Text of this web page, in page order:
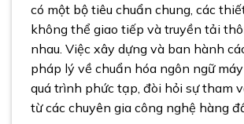
có một bộ tiêu chuẩn chung, các
không thể giao tiếp và truyền tải
nhau. Việc xây dựng và ban hành
pháp lý về chuẩn hóa ngôn ngữ
quá trình phức tạp, đòi hỏi sự tham
từ các chuyên gia công nghệ hàng